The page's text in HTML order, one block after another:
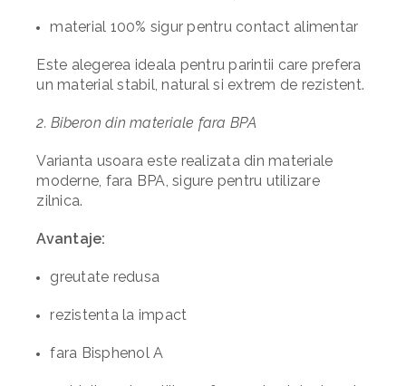
material 100% sigur pentru contact alimentar
Este alegerea ideala pentru parintii care prefera
un material stabil, natural si extrem de rezistent.
2. Biberon din materiale fara BPA
Varianta usoara este realizata din materiale
moderne, fara BPA, sigure pentru utilizare
zilnica.
Avantaje:
greutate redusa
rezistenta la impact
fara Bisphenol A